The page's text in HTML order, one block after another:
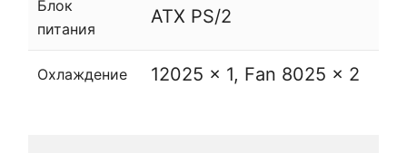
Блок
питания
ATX PS/2
Охлаждение 12025 x 1, Fan 8025 x 2